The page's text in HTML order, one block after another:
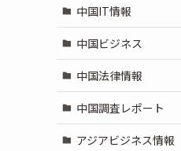
中国IT情報
中国ビジネス
中国法律情報
中国調査レポート
アジアビジネス情報